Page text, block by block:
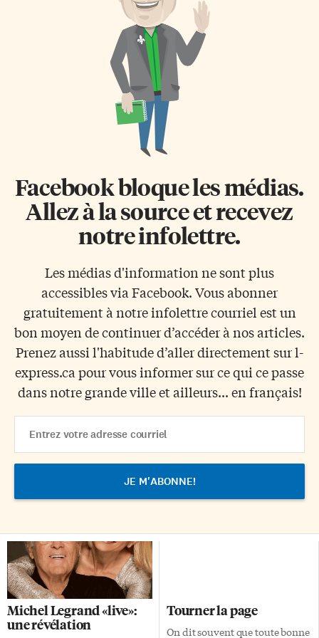
cadeau, ici ou en d’autres pays,
une «pomme d’or», c’est-à-dire
une orange, un fruit alors rare
l’Ontario à partir du 1er janvier.
Pour la nouvelle année, je
souhaite que les chefs des trois
partis représentés […]
Facebook bloque les médias.
Allez à la source et recevez
notre infolettre.
Les médias d'information ne sont plus
accessibles via Facebook. Vous abonner
gratuitement à notre infolettre courriel est un
bon moyen de continuer d’accéder à nos articles.
Prenez aussi l'habitude d’aller directement sur l-
express.ca pour vous informer sur ce qui ce passe
dans notre grande ville et ailleurs... en français!
Address
Michel Legrand «live»:
une révélation
Tourner la page
On dit souvent que toute bonne